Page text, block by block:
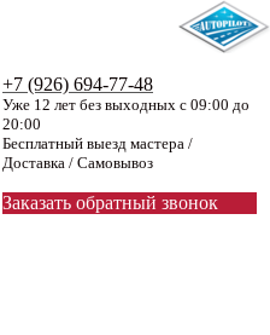
+7 (926) 694-77-48
Уже 12 лет без выходных с 09:00 до
20:00
Бесплатный выезд мастера /
Доставка / Самовывоз
Заказать обратный звонок